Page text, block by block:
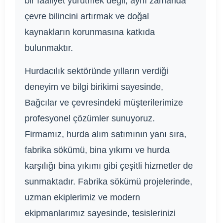
çevre bilincini artırmak ve doğal
kaynakların korunmasına katkıda
bulunmaktır.
Hurdacılık sektöründe yılların verdiği
deneyim ve bilgi birikimi sayesinde,
Bağcılar ve çevresindeki müşterilerimize
profesyonel çözümler sunuyoruz.
Firmamız, hurda alım satımının yanı sıra,
fabrika sökümü, bina yıkımı ve hurda
karşılığı bina yıkımı gibi çeşitli hizmetler de
sunmaktadır. Fabrika sökümü projelerinde,
uzman ekiplerimiz ve modern
ekipmanlarımız sayesinde, tesislerinizi